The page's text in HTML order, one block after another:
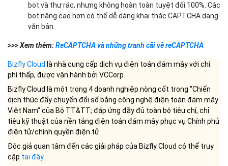
bot và thư rác, nhưng không hoàn toàn tuyệt đối 100%. Các
bot nâng cao hơn có thể dễ dàng khai thác CAPTCHA dạng
văn bản.
>>> Xem thêm:ReCAPTCHA và những tranh cãi về reCAPTCHA
Bizfly Cloud là nhà cung cấp dịch vụ điện toán đám mây với chi
phí thấp, được vận hành bởi VCCorp.
Bizfly Cloud là một trong 4 doanh nghiệp nòng cốt trong "Chiến
dịch thúc đẩy chuyển đổi số bằng công nghệ điện toán đám mây
Việt Nam" của Bộ TT&TT; đáp ứng đầy đủ toàn bộ tiêu chí, chỉ
tiêu kỹ thuật của nền tảng điện toán đám mây phục vụ Chính phủ
điện tử/chính quyền điện tử.
Độc giả quan tâm đến các giải pháp của Bizfly Cloud có thể truy
cập tại đây.